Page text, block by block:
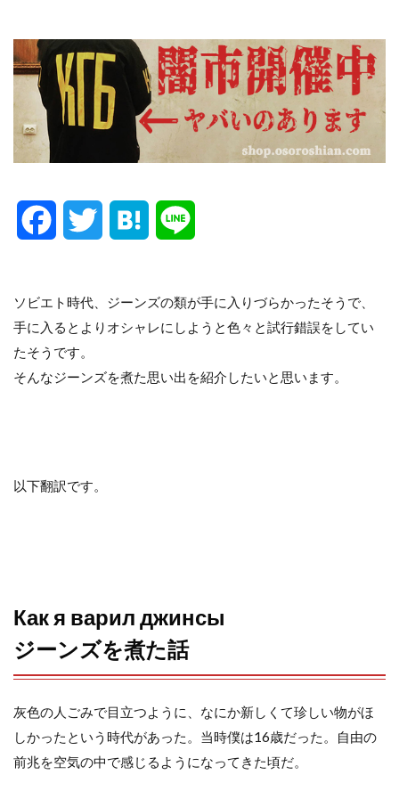
c
e
b
k
t
t
t
e
n
n
e
ソビエト時代、ジーンズの類が手に入りづらかったそうで、
手に入るとよりオシャレにしようと色々と試行錯誤をしてい
たそうです。
そんなジーンズを煮た思い出を紹介したいと思います。
以下翻訳です。
Как я варил джинсы
ジーンズを煮た話
灰色の人ごみで目立つように、なにか新しくて珍しい物がほ
しかったという時代があった。当時僕は16歳だった。自由の
前兆を空気の中で感じるようになってきた頃だ。